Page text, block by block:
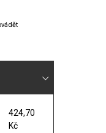
424,70
Kč